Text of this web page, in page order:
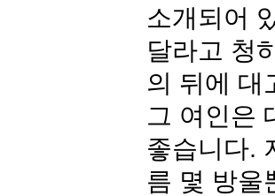
소개되어
달라고 청
의 뒤에 대
그 여인은
좋습니다.
름 몇 방울